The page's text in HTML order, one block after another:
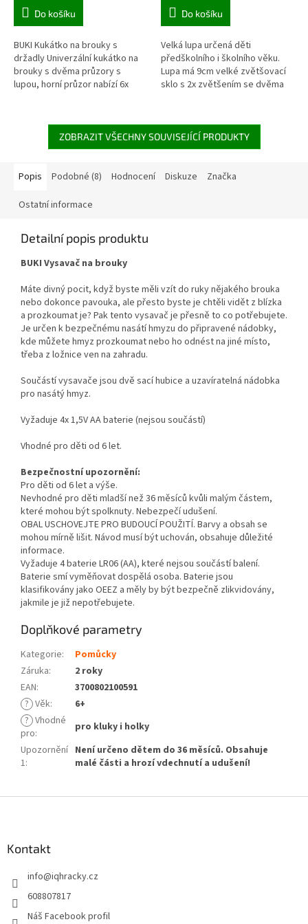
Do košíku
BUKI Kukátko na brouky s
držadly Univerzální kukátko na
brouky s dvěma průzory s
lupou, horní průzor nabízí 6x
Do košíku
Velká lupa určená děti
předškolního i školního věku.
Lupa má 9cm velké zvětšovací
sklo s 2x zvětšením se dvěma
drží a je...
ZOBRAZIT VŠECHNY SOUVISEJÍCÍ PRODUKTY
Popis Podobné (8) Hodnocení Diskuze Značka
Ostatní informace
Detailní popis produktu
BUKI Vysavač na brouky
Máte divný pocit, když byste měli vzít do ruky nějakého brouka
nebo dokonce pavouka, ale přesto byste je chtěli vidět z blízka
a prozkoumat je? Pak tento vysavač je přesně to co potřebujete.
Je určen k bezpečnému nasátí hmyzu do připravené nádobky,
kde můžete hmyz prozkoumat nebo ho odnést na jiné místo,
třeba z ložnice ven na zahradu.
Součástí vysavače jsou dvě sací hubice a uzavíratelná nádobka
pro nasátý hmyz.
Vyžaduje 4x 1,5V AA baterie (nejsou součástí)
Vhodné pro děti od 6 let.
Bezpečnostní upozornění:
Pro děti od 6 let a výše.
Nevhodné pro děti mladší než 36 měsíců kvůli malým částem,
které mohou být spolknuty. Nebezpečí udušení.
OBAL USCHOVEJTE PRO BUDOUCÍ POUŽITÍ. Barvy a obsah se
mohou mírně lišit. Návod musí být uchován, obsahuje důležité
informace.
Vyžaduje 4 baterie LR06 (AA), které nejsou součástí balení.
Baterie smí vyměňovat dospělá osoba. Baterie jsou
klasifikovány jako OEEZ a měly by být bezpečně zlikvidovány,
jakmile je již nepotřebujete.
Doplňkové parametry
Kategorie:
Pomůcky
Záruka:
2 roky
EAN:
3700802100591
? Věk:
6+
? Vhodné
pro:
pro kluky i holky
Upozornění
1:
Není určeno dětem do 36 měsíců. Obsahuje
malé části a hrozí vdechnutí a udušení!
Kontakt
info@iqhracky.cz
608807817
Náš Facebook profil